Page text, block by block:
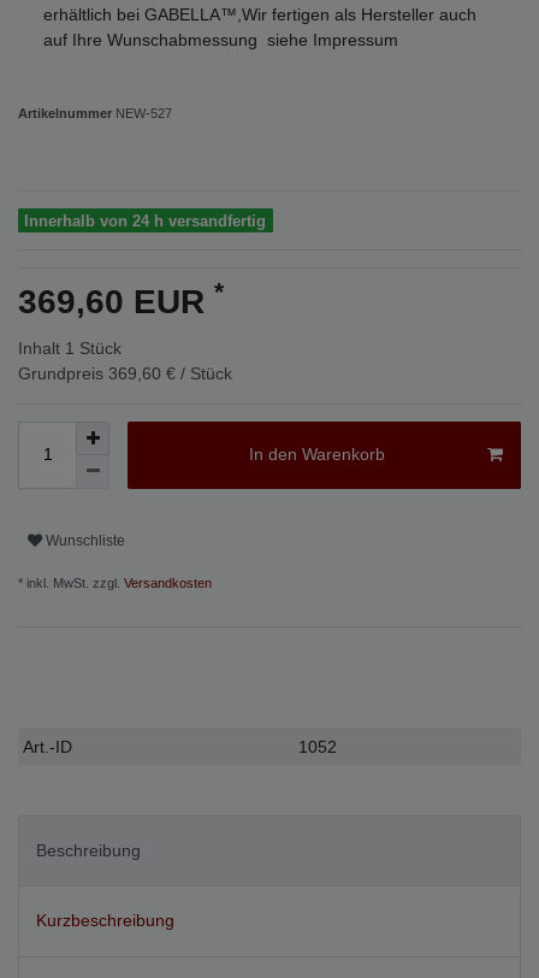
erhältlich bei GABELLA™,Wir fertigen als Hersteller auch
auf Ihre Wunschabmessung siehe Impressum
Artikelnummer NEW-527
Innerhalb von 24 h versandfertig
369,60 EUR *
Inhalt 1 Stück
Grundpreis 369,60 € / Stück
In den Warenkorb
Wunschliste
* inkl. MwSt. zzgl. Versandkosten
Technisches
Wert
Art.-ID 1052
Beschreibung
Kurzbeschreibung